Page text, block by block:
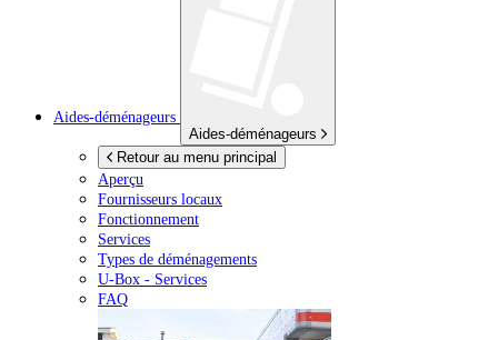
Aides-déménageurs
Aides-déménageurs
Retour au menu principal
Aperçu
Fournisseurs locaux
Fonctionnement
Services
Types de déménagements
U-Box - Services
FAQ